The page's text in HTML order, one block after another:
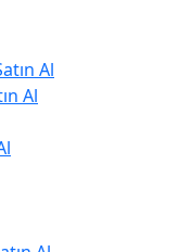
Al
Al